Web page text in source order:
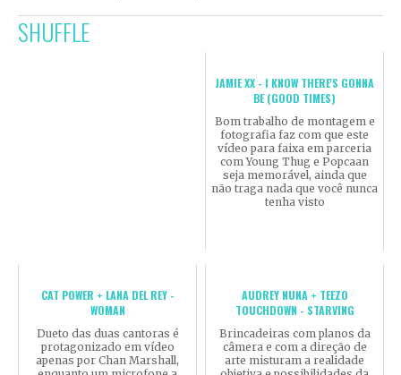
SHUFFLE
JAMIE XX - I KNOW THERE'S GONNA
BE (GOOD TIMES)
Bom trabalho de montagem e
fotografia faz com que este
vídeo para faixa em parceria
com Young Thug e Popcaan
seja memorável, ainda que
não traga nada que você nunca
tenha visto
CAT POWER + LANA DEL REY -
WOMAN
Dueto das duas cantoras é
protagonizado em vídeo
apenas por Chan Marshall,
AUDREY NUNA + TEEZO
TOUCHDOWN - STARVING
Brincadeiras com planos da
câmera e com a direção de
arte misturam a realidade